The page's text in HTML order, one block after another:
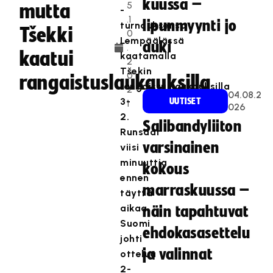
mutta
Tšekki
kaatui
rangaistuslaukauksilla
5
.1
0
.
2
0
2
1
-
turnauksensa
Lempäälässä
kaatamalla
Tšekin
rangaistuslaukauksilla
3-
2.
Runsaat
viisi
minuuttia
ennen
täyttä
aikaa
Suomi
johti
ottelua
2-
kuussa –
lipunmyynti jo
auki
UUTISET
04.08.2
026
Salibandyliiton
varsinainen
kokous
marraskuussa –
näin tapahtuvat
ehdokasasettelu
ja valinnat